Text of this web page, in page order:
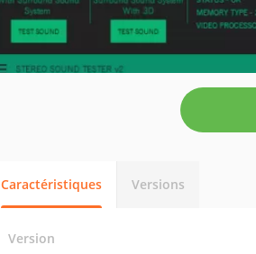
Caractéristiques Versions
Version